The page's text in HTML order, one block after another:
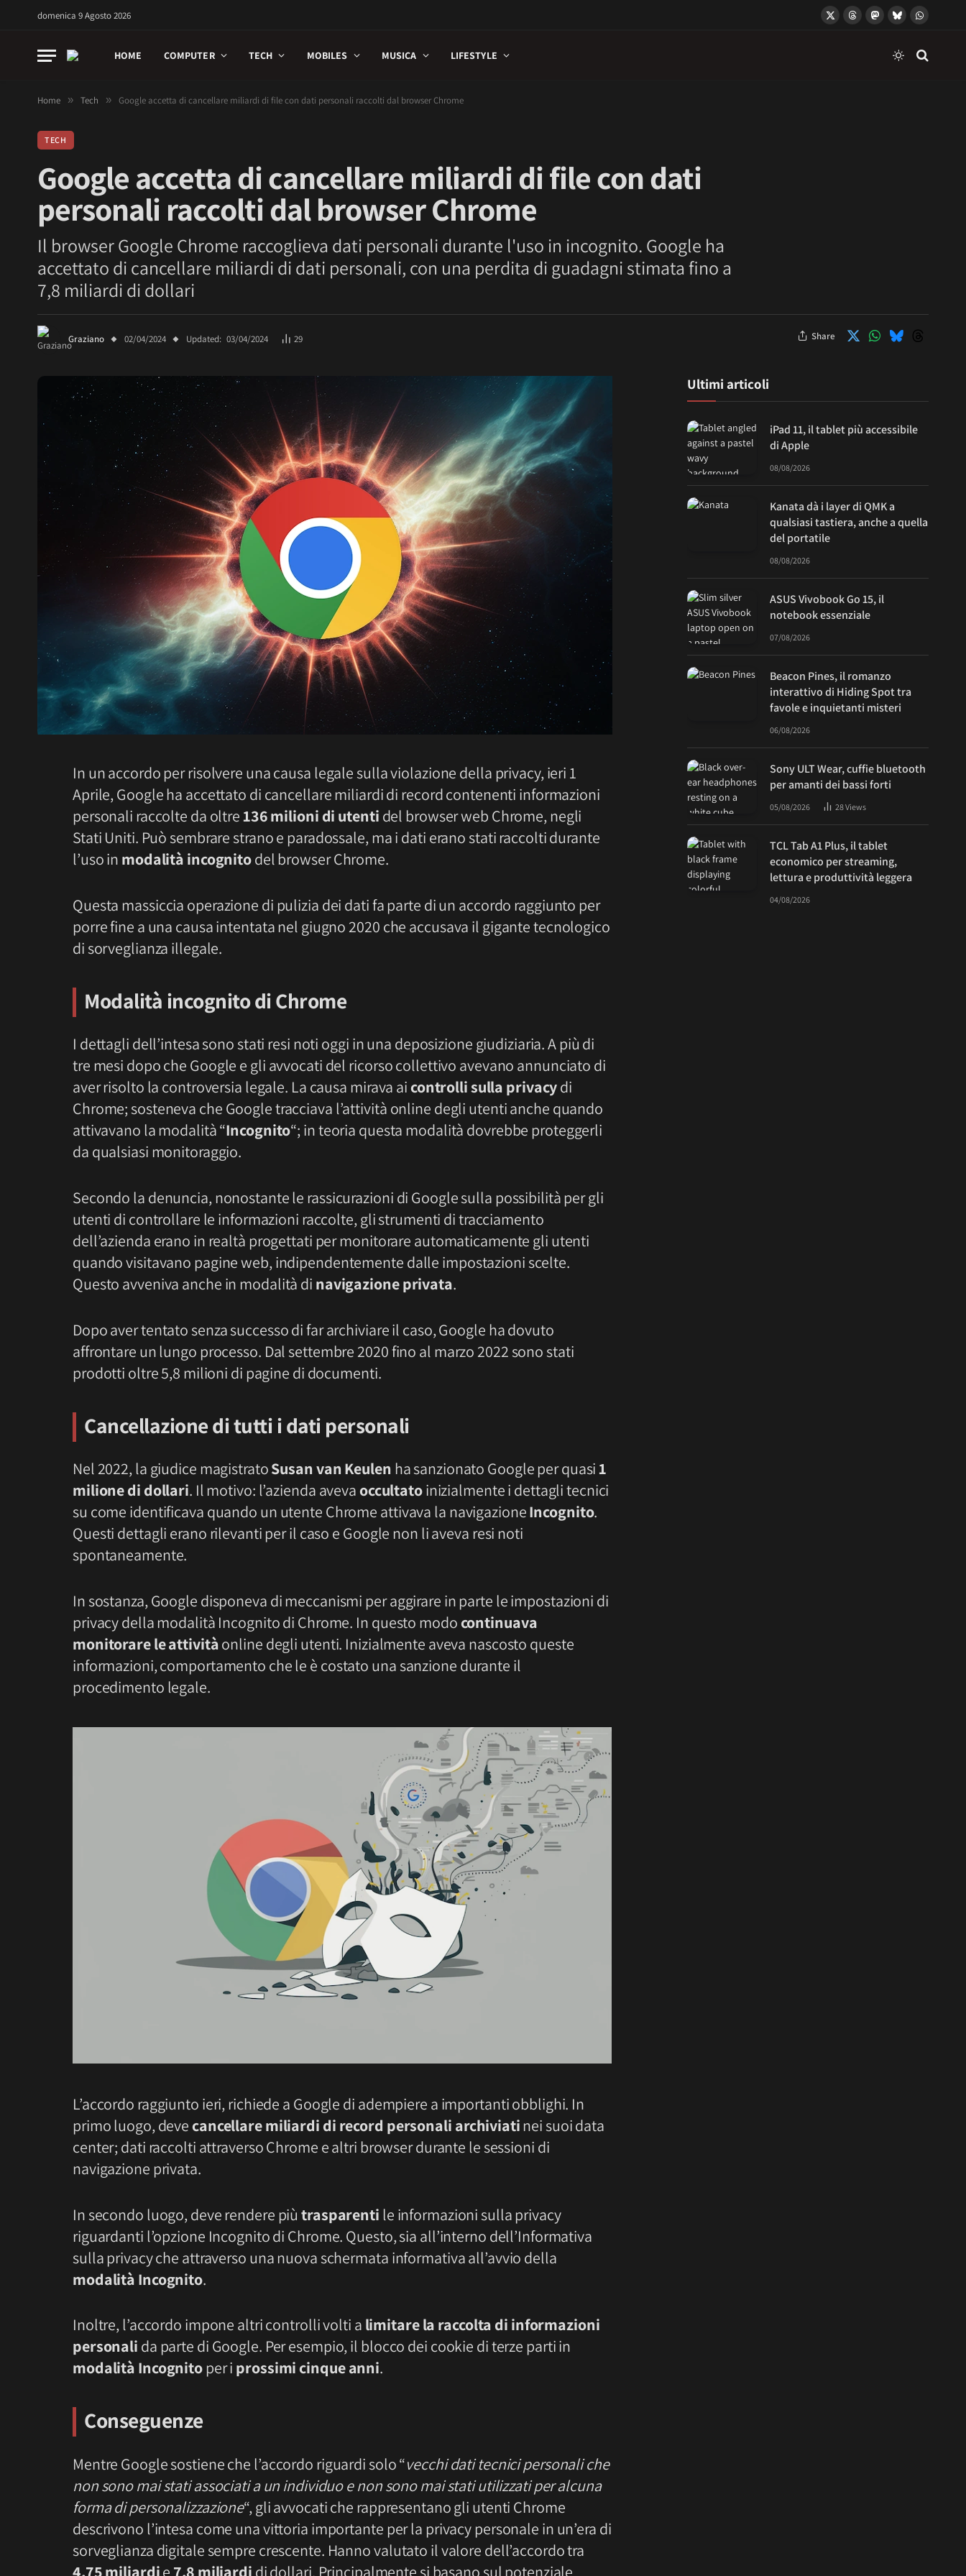
domenica 9 Agosto 2026
X
ThreadsMastodon
BlueskyWhatsApp
HOME COMPUTER TECH MOBILES MUSICA LIFESTYLE
Home » Tech » Google accetta di cancellare miliardi di file con dati personali raccolti dal browser Chrome
TECH
Google accetta di cancellare miliardi di file con dati
personali raccolti dal browser Chrome
Il browser Google Chrome raccoglieva dati personali durante l'uso in incognito. Google ha
accettato di cancellare miliardi di dati personali, con una perdita di guadagni stimata fino a
7,8 miliardi di dollari
Graziano 02/04/2024 Updated: 03/04/2024 29 Share
In un accordo per risolvere una causa legale sulla violazione della privacy, ieri 1
Aprile, Google ha accettato di cancellare miliardi di record contenenti informazioni
personali raccolte da oltre136 milioni di utenti del browser web Chrome, negli
Stati Uniti. Può sembrare strano e paradossale, ma i dati erano stati raccolti durante
l’uso in modalità incognitodel browser Chrome.
Questa massiccia operazione di pulizia dei dati fa parte di un accordo raggiunto per
porre fine a una causa intentata nel giugno 2020 che accusava il gigante tecnologico
di sorveglianza illegale.
Modalità incognito di Chrome
I dettagli dell’intesa sono stati resi noti oggi in una deposizione giudiziaria. A più di
tre mesi dopo che Google e gli avvocati del ricorso collettivo avevano annunciato di
aver risolto la controversia legale. La causa mirava aicontrolli sulla privacydi
Chrome; sosteneva che Google tracciava l’attività online degli utenti anche quando
attivavano la modalità “Incognito“; in teoria questa modalità dovrebbe proteggerli
da qualsiasi monitoraggio.
Secondo la denuncia, nonostante le rassicurazioni di Google sulla possibilità per gli
utenti di controllare le informazioni raccolte, gli strumenti di tracciamento
dell’azienda erano in realtà progettati per monitorare automaticamente gli utenti
quando visitavano pagine web, indipendentemente dalle impostazioni scelte.
Questo avveniva anche in modalità di navigazione privata.
Dopo aver tentato senza successo di far archiviare il caso, Google ha dovuto
affrontare un lungo processo. Dal settembre 2020 fino al marzo 2022 sono stati
prodotti oltre 5,8 milioni di pagine di documenti.
Cancellazione di tutti i dati personali
Nel 2022, la giudice magistratoSusan van Keulen ha sanzionato Google per quasi1
milione di dollari. Il motivo: l’azienda avevaoccultatoinizialmente i dettagli tecnici
su come identificava quando un utente Chrome attivava la navigazioneIncognito.
Questi dettagli erano rilevanti per il caso e Google non li aveva resi noti
spontaneamente.
In sostanza, Google disponeva di meccanismi per aggirare in parte le impostazioni di
privacy della modalità Incognito di Chrome. In questo modocontinuava
monitorare le attivitàonline degli utenti. Inizialmente aveva nascosto queste
informazioni, comportamento che le è costato una sanzione durante il
procedimento legale.
L’accordo raggiunto ieri, richiede a Google di adempiere a importanti obblighi. In
primo luogo, devecancellare miliardi di record personali archiviatinei suoi data
center; dati raccolti attraverso Chrome e altri browser durante le sessioni di
navigazione privata.
In secondo luogo, deve rendere piùtrasparenti le informazioni sulla privacy
riguardanti l’opzione Incognito di Chrome. Questo, sia all’interno dell’Informativa
sulla privacy che attraverso una nuova schermata informativa all’avvio della
modalità Incognito.
Inoltre, l’accordo impone altri controlli volti a limitare la raccolta di informazioni
personali da parte di Google. Per esempio, il blocco dei cookie di terze parti in
modalità Incognitoper i prossimi cinque anni.
Conseguenze
Mentre Google sostiene che l’accordo riguardi solo “vecchi dati tecnici personali che
non sono mai stati associati a un individuo e non sono mai stati utilizzati per alcuna
forma di personalizzazione“, gli avvocati che rappresentano gli utenti Chrome
descrivono l’intesa come una vittoria importante per la privacy personale in un’era di
sorveglianza digitale sempre crescente. Hanno valutato il valore dell’accordo tra
4,75 miliardie 7,8 miliardi di dollari. Principalmente si basano sul potenziale
Ultimi articoli
iPad 11, il tablet più accessibile
di Apple
08/08/2026
Kanata dà i layer di QMK a
qualsiasi tastiera, anche a quella
del portatile
08/08/2026
ASUS Vivobook Go 15, il
notebook essenziale
07/08/2026
Beacon Pines, il romanzo
interattivo di Hiding Spot tra
favole e inquietanti misteri
06/08/2026
Sony ULT Wear, cuffie bluetooth
per amanti dei bassi forti
05/08/2026 28Views
TCL Tab A1 Plus, il tablet
economico per streaming,
lettura e produttività leggera
04/08/2026